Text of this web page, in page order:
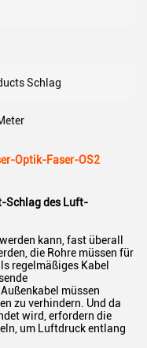
Schlag
Optik-Faser-OS2
Schlag des Luft-
kann, fast überall
die Rohre müssen für
regelmäßiges Kabel
müssen
zu verhindern. Und da
wird, erfordern die
um Luftdruck entlang